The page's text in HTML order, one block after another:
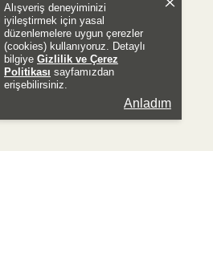
Alışveriş deneyiminizi
iyileştirmek için yasal
düzenlemelere uygun çerezler
(cookies) kullanıyoruz. Detaylı
bilgiye Gizlilik ve Çerez
Politikası sayfamızdan
erişebilirsiniz.
Anladım